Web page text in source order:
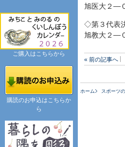
旭医大２―
◇第３代表
旭教大２―
« 前の記事へ
ホーム スポーツ
ご購入はこちらから
購読のお申込はこちらか
ら